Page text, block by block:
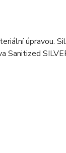
úpravou.
Sanitized